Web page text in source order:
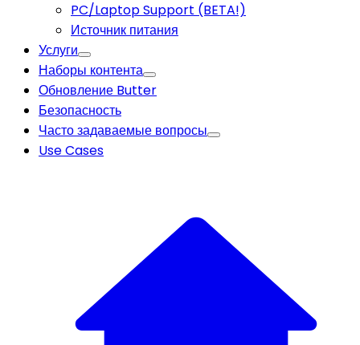
PC/Laptop Support (BETA!)
Источник питания
Услуги
Наборы контента
Обновление Butter
Безопасность
Часто задаваемые вопросы
Use Cases